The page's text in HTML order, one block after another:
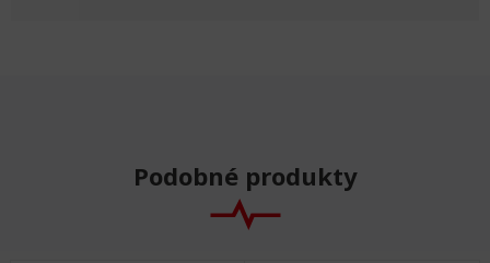
Podobné produkty